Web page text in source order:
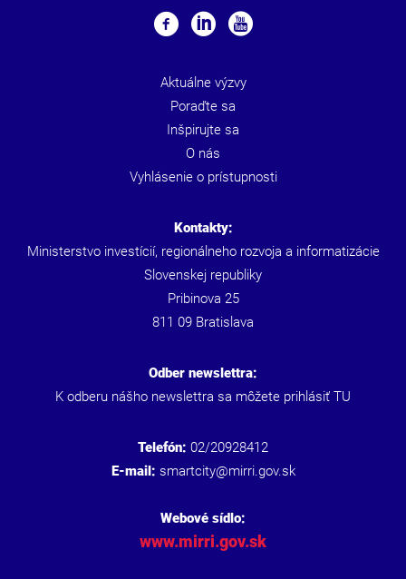
Aktuálne výzvy
Poraďte sa
Inšpirujte sa
O nás
Vyhlásenie o prístupnosti
Kontakty:
Ministerstvo investícií, regionálneho rozvoja a informatizácie
Slovenskej republiky
Pribinova 25
811 09 Bratislava
Odber newslettra:
K odberu nášho newslettra sa môžete prihlásiť TU
Telefón: 02/20928412
E-mail: smartcity@mirri.gov.sk
Webové sídlo:
www.mirri.gov.sk